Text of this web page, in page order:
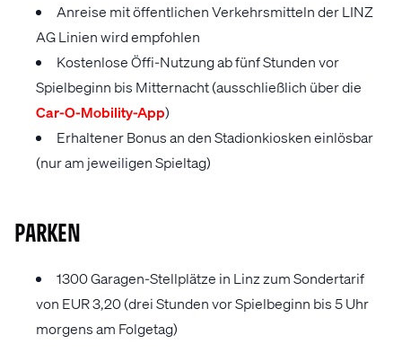
Anreise mit öffentlichen Verkehrsmitteln der LINZ
AG Linien wird empfohlen
Kostenlose Öffi-Nutzung ab fünf Stunden vor
Spielbeginn bis Mitternacht (ausschließlich über die
Car-O-Mobility-App)
Erhaltener Bonus an den Stadionkiosken einlösbar
(nur am jeweiligen Spieltag)
PARKEN
1300 Garagen-Stellplätze in Linz zum Sondertarif
von EUR 3,20 (drei Stunden vor Spielbeginn bis 5 Uhr
morgens am Folgetag)